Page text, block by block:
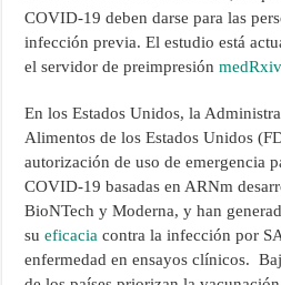
COVID-19 deben darse para las
infección previa. El estudio está
el servidor de preimpresiónmedRxiv
En los Estados Unidos, la
Alimentos de los Estados Unidos
autorización de uso de emergencia
COVID-19 basadas en ARNm
BioNTech y Moderna, y han
sueficacia contra la infección por
enfermedad en ensayos clínicos.